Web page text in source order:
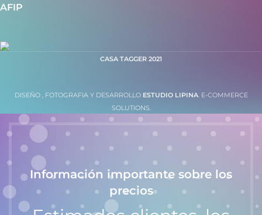
AFIP
CASA TAGGER 2021
DISEÑO , FOTOGRAFIA Y DESARROLLO ESTUDIO LIPINA. E-COMMERCE
SOLUTIONS.
Información importante sobre los
precios